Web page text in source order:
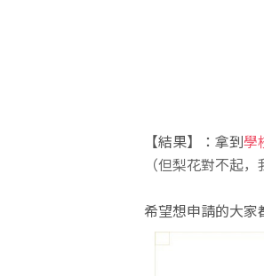
【結果】：拿到學
（但梨花對不起
希望想申請的大家